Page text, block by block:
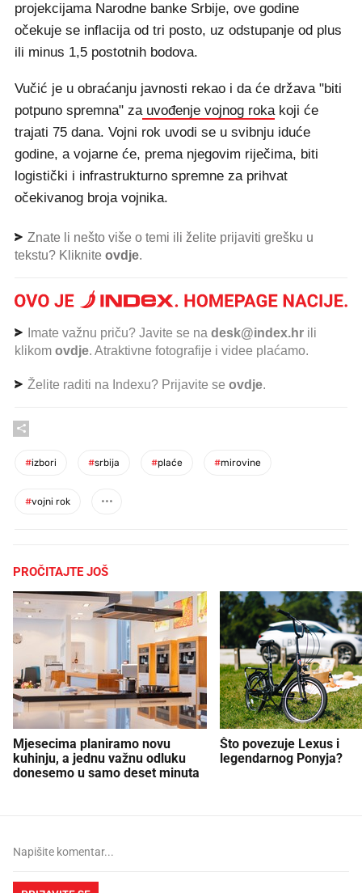
projekcijama Narodne banke Srbije, ove godine
očekuje se inflacija od tri posto, uz odstupanje od plus
ili minus 1,5 postotnih bodova.
Vučić je u obraćanju javnosti rekao i da će država "biti
potpuno spremna" zauvođenje vojnog rokakoji će
trajati 75 dana. Vojni rok uvodi se u svibnju iduće
godine, a vojarne će, prema njegovim riječima, biti
logistički i infrastrukturno spremne za prihvat
očekivanog broja vojnika.
Znate li nešto više o temi ili želite prijaviti grešku u
tekstu? Kliknite ovdje.
Imate važnu priču? Javite se na desk@index.hr ili
klikom ovdje. Atraktivne fotografije i videe plaćamo.
Želite raditi na Indexu? Prijavite se ovdje.
#izbori #srbija #plaće #mirovine
#vojni rok
PROČITAJTE JOŠ
Mjesecima planiramo novu
kuhinju, a jednu važnu odluku
donesemo u samo deset minuta
Što povezuje Lexus i
legendarnog Ponyja?